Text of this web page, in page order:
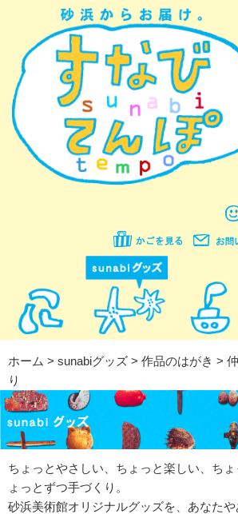
ホーム > sunabiグッズ > 作品のはがき >
り
ちょっとやさしい、ちょっと楽しい、ち
ょっとずつ手づくり。
砂浜美術館オリジナルグッズを、あなた